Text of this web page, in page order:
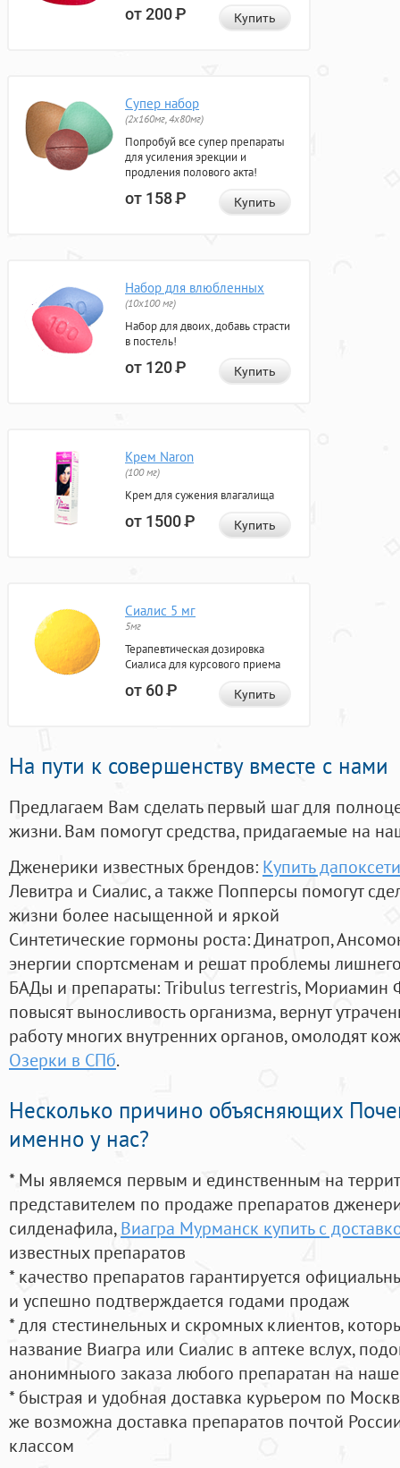
от 200Р Купить
Супер набор
(2х160мг, 4х80мг)
Попробуй все супер препараты
для усиления эрекции и
продления полового акта!
от 158Р Купить
Набор для влюбленных
(10х100 мг)
Набор для двоих, добавь страсти
в постель!
от 120Р Купить
Крем Naron
(100 мг)
Крем для сужения влагалища
от 1500Р Купить
Сиалис 5 мг
5мг
Терапевтическая дозировка
Сиалиса для курсового приема
от 60Р Купить
На пути к совершенству вместе с нами
Предлагаем Вам сделать первый шаг для
жизни. Вам помогут средства, придагаемые на
Дженерики известных брендов: Купить
Левитра и Сиалис, а также Попперсы помогут
жизни более насыщенной и яркой
Синтетические гормоны роста: Динатроп,
энергии спортсменам и решат проблемы
БАДы и препараты:Tribulus terrestris, Мориамин
повысят выносливость организма, вернут
работу многих внутренних органов, омолодят
Озерки в СПб.
Несколько причино объясняющих
именно у нас?
* Мы являемся первым и единственным на
представителем по продаже препаратов
силденафила, Виагра Мурманск купить с
известных препаратов
* качество препаратов гарантируется
и успешно подтверждается годами продаж
* для стестинельных и скромных клиентов,
название Виагра или Сиалис в аптеке вслух,
анонимныого заказа любого препаратан на
* быстрая и удобная доставка курьером по
же возможна доставка препаратов почтой
классом